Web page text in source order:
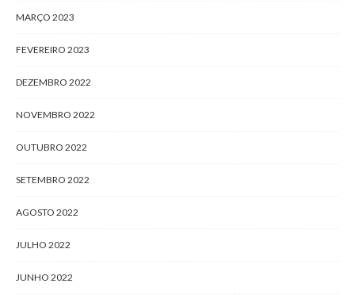
MARÇO 2023
FEVEREIRO 2023
DEZEMBRO 2022
NOVEMBRO 2022
OUTUBRO 2022
SETEMBRO 2022
AGOSTO 2022
JULHO 2022
JUNHO 2022